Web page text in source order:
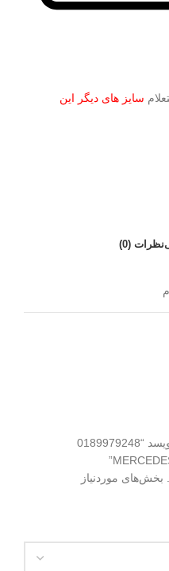
سایز های دیگر این
نظرات (0)
اولین کسی باشید که دیدگاهی می نویسد “0189979248
بخش‌های موردنیاز